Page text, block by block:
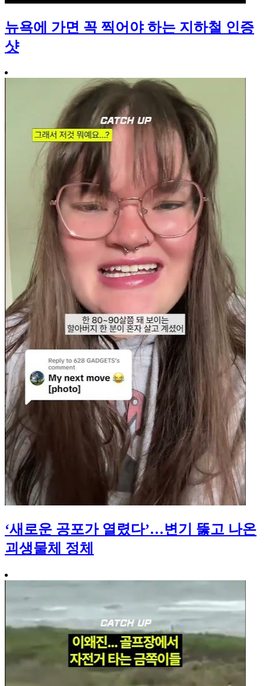
뉴욕에 가면 꼭 찍어야 하는 지하철 인증
샷
‘새로운 공포가 열렸다’…변기 뚫고 나온
괴생물체 정체